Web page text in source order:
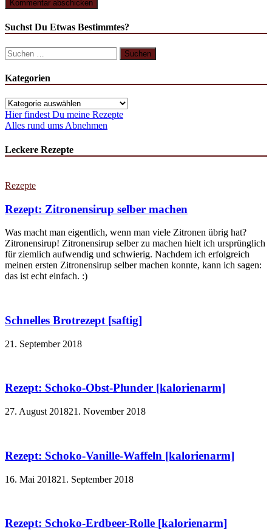
Suchst Du Etwas Bestimmtes?
Suchen
nach:
Kategorien
Kategorien
Hier findest Du meine Rezepte
Alles rund ums Abnehmen
Leckere Rezepte
Rezepte
Rezept: Zitronensirup selber machen
Was macht man eigentlich, wenn man viele Zitronen übrig hat?
Zitronensirup! Zitronensirup selber zu machen hielt ich ursprünglich
für ziemlich aufwendig und schwierig. Nachdem ich erfolgreich
meinen ersten Zitronensirup selber machen konnte, kann ich sagen:
das ist echt einfach. :)
Schnelles Brotrezept [saftig]
21. September 2018
Rezept: Schoko-Obst-Plunder [kalorienarm]
27. August 201821. November 2018
Rezept: Schoko-Vanille-Waffeln [kalorienarm]
16. Mai 201821. September 2018
Rezept: Schoko-Erdbeer-Rolle [kalorienarm]